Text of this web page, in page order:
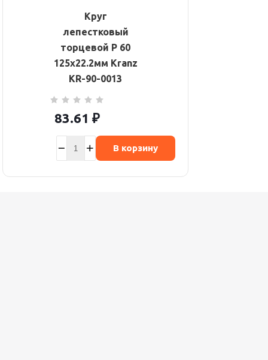
Круг
лепестковый
торцевой P 60
125х22.2мм Kranz
KR-90-0013
83.61 ₽
В корзину